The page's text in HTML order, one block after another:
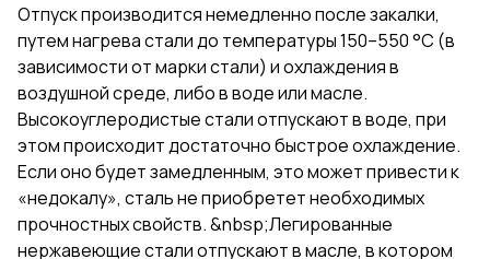
Отпуск производится немедленно после закалки,
путем нагрева стали до температуры 150–550 °C (в
зависимости от марки стали) и охлаждения в
воздушной среде, либо в воде или масле.
Высокоуглеродистые стали отпускают в воде, при
этом происходит достаточно быстрое охлаждение.
Если оно будет замедленным, это может привести к
«недокалу», сталь не приобретет необходимых
прочностных свойств. &nbsp;Легированные
нержавеющие стали отпускают в масле, в котором